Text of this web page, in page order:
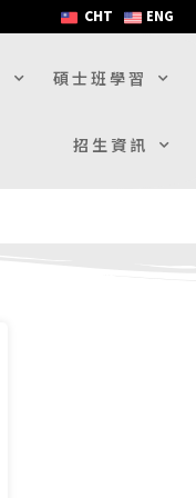
CHT ENG
碩士班學習
招生資訊